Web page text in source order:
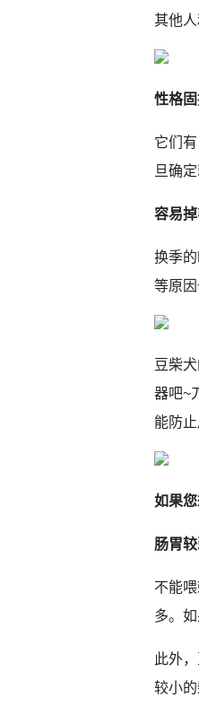
其他人
性格固
它们
旦确
容易
换季
等原
豆柴
器吧~
能防
如果
肠胃
不能
多。
此外
较小